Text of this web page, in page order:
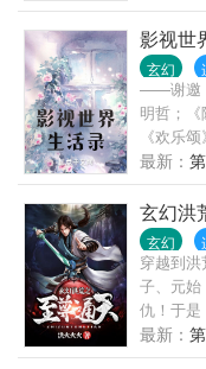
影视世
玄幻
——谢邀
明哲；《
《欢乐
惑》《三
《搜索
水》《少
喜》《小
以都市剧
家放心入
最新：
玄幻洪
玄幻
穿越到
子、元始
仇！于是
珑宝塔给
天威名
最新：